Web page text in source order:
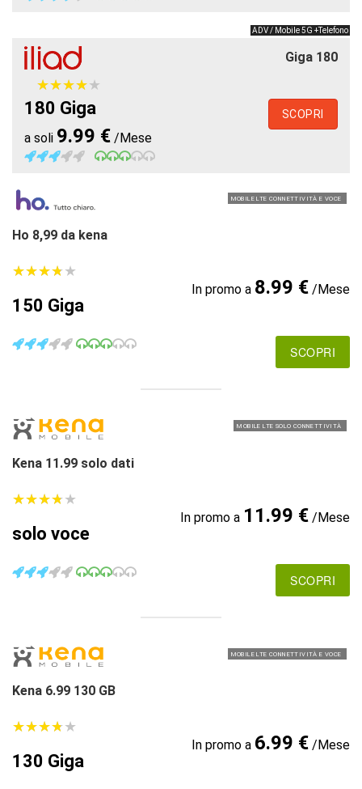
ADV / Mobile 5G +Telefono
Giga 180
★★★★★
★★★★★
180 Giga
a soli 9.99 € /Mese
SCOPRI
MOBILE LTE CONNETTIVITÀ E VOCE
Ho 8,99 da kena
★★★★★
★★★★★
150 Giga
In promo a 8.99 €/Mese
SCOPRI
MOBILE LTE SOLO CONNETTIVITÀ
Kena 11.99 solo dati
★★★★★
★★★★★
solo voce
In promo a 11.99 €/Mese
SCOPRI
MOBILE LTE CONNETTIVITÀ E VOCE
Kena 6.99 130 GB
★★★★★
★★★★★
130 Giga
In promo a 6.99 €/Mese